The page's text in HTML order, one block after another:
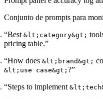
Conjunto de prompts para
“Best &lt;category&gt;
pricing table.”
“How does &lt;brand&gt;
&lt;use case&gt; ?”
“Steps to implement